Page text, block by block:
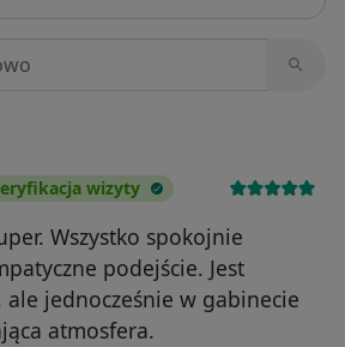
wizyty
Wszystko spokojnie
podejście. Jest
jednocześnie w gabinecie
atmosfera.